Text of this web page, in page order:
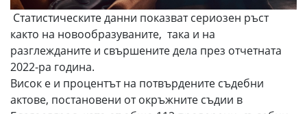
Статистическите данни показват сериозен ръст
както на новообразуваните, така и на
разглежданите и свършените дела през отчетната
2022-ра година.
Висок е и процентът на потвърдените съдебни
актове, постановени от окръжните съдии в